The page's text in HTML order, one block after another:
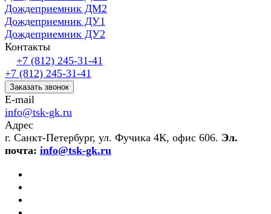
Дождеприемник ДМ2
Дождеприемник ДУ1
Дождеприемник ДУ2
Контакты
+7 (812) 245-31-41
+7 (812) 245-31-41
Заказать звонок
E-mail
info@tsk-gk.ru
Адрес
г. Санкт-Петербург, ул. Фучика 4К, офис 606. Эл.
почта: info@tsk-gk.ru